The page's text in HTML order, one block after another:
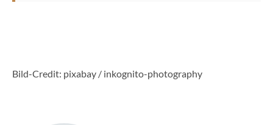
Bild-Credit: pixabay / inkognito-photography